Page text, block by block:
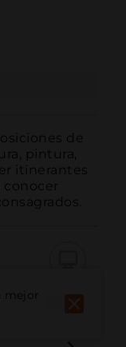
de
pintura,
itinerantes
mejor